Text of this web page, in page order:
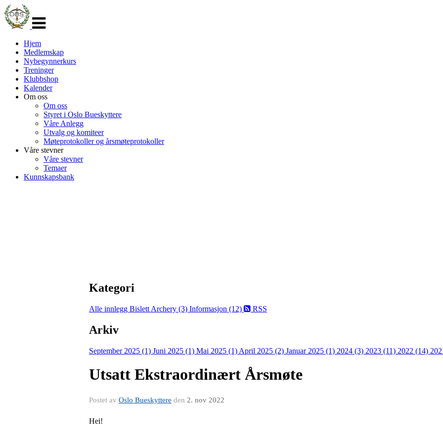
navigasjon
Hjem
Medlemskap
Nybegynnerkurs
Treninger
Klubbshop
Kalender
Om oss
Om oss
Styret i Oslo Bueskyttere
Våre Anlegg
Utvalg og komiteer
Møteprotokoller og årsmøteprotokoller
Våre stevner
Våre stevner
Temaer
Kunnskapsbank
Kategori
Alle innlegg Bislett Archery (3) Informasjon (12) RSS
Arkiv
September 2025 (1) Juni 2025 (1) Mai 2025 (1) April 2025 (2) Januar 2025 (1) 2024 (3) 2023 (11) 2022 (14)
Utsatt Ekstraordinært Årsmøte
Postet av Oslo Bueskyttere den 2. nov 2022
Hei!